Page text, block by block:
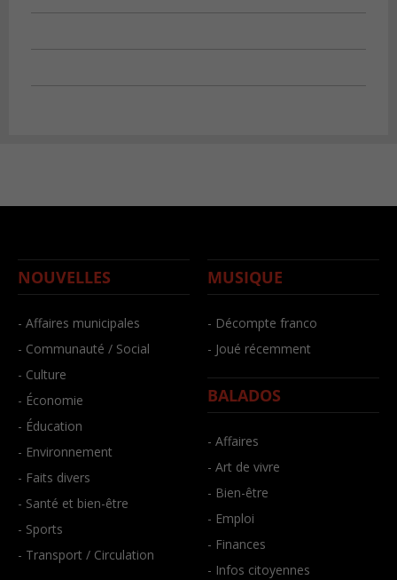
NOUVELLES
- Affaires municipales
- Communauté / Social
- Culture
- Économie
- Éducation
- Environnement
- Faits divers
- Santé et bien-être
- Sports
- Transport / Circulation
MUSIQUE
- Décompte franco
- Joué récemment
BALADOS
- Affaires
- Art de vivre
- Bien-être
- Emploi
- Finances
- Infos citoyennes